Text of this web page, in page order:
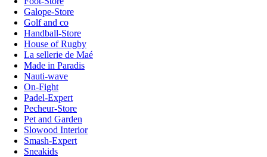
Galope-Store
Golf and co
Handball-Store
House of Rugby
La sellerie de Maé
Made in Paradis
Nauti-wave
On-Fight
Padel-Expert
Pecheur-Store
Pet and Garden
Slowood Interior
Smash-Expert
Sneakids